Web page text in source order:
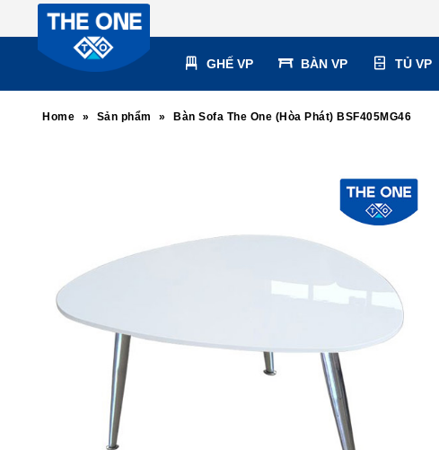
GHẾ VP BÀN VP TỦ VP
Home » Sản phẩm » Bàn Sofa The One (Hòa Phát) BSF405MG46